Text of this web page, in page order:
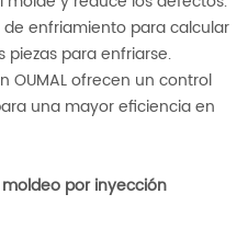
enfriamiento para calcular
para enfriarse.
OUMAL ofrecen un control
una mayor eficiencia en
por inyección